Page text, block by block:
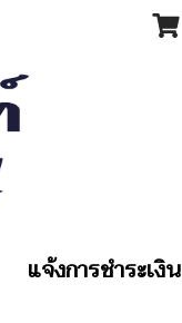
แจ้งการชำระเงิน